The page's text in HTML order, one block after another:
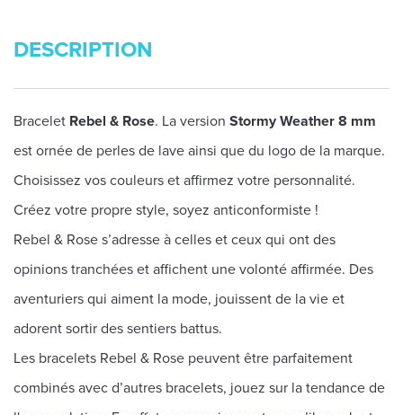
DESCRIPTION
Bracelet Rebel & Rose. La version Stormy Weather 8 mm
est ornée de perles de lave ainsi que du logo de la marque.
Choisissez vos couleurs et affirmez votre personnalité.
Créez votre propre style, soyez anticonformiste !
Rebel & Rose s’adresse à celles et ceux qui ont des
opinions tranchées et affichent une volonté affirmée. Des
aventuriers qui aiment la mode, jouissent de la vie et
adorent sortir des sentiers battus.
Les bracelets Rebel & Rose peuvent être parfaitement
combinés avec d’autres bracelets, jouez sur la tendance de